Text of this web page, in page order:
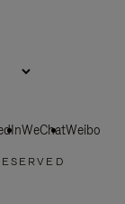
WeChatWeibo